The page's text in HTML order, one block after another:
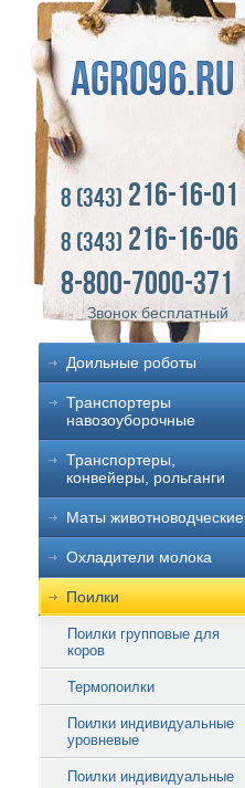
8 (343) 216-16-01
8 (343) 216-16-06
8-800-7000-371
Звонок бесплатный
Доильные роботы
Транспортеры
навозоуборочные
Транспортеры,
конвейеры, рольганги
Маты животноводческие
Охладители молока
Поилки
Поилки групповые для
коров
Термопоилки
Поилки индивидуальные
уровневые
Поилки индивидуальные